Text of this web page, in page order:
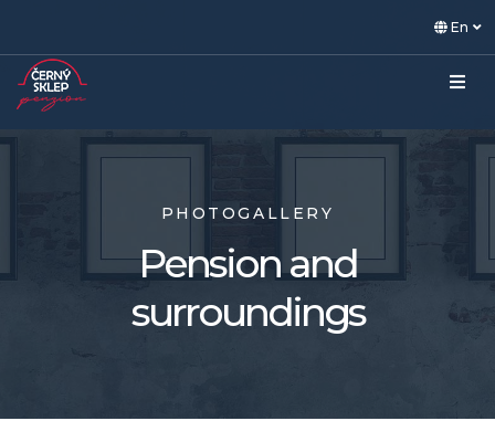
En
PHOTOGALLERY
Pension and
surroundings